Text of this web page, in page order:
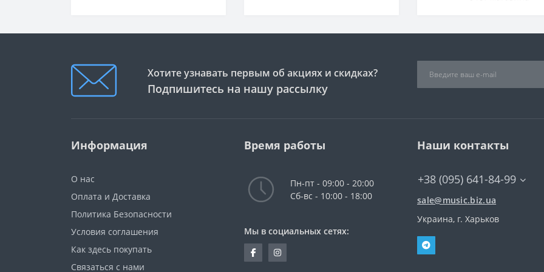
Хотите узнавать первым об акциях и скидках?
Подпишитесь на нашу рассылку
Информация
О нас
Оплата и Доставка
Политика Безопасности
Условия соглашения
Как здесь покупать
Связаться с нами
Время работы
Пн-пт - 09:00 - 20:00
Сб-вс - 10:00 - 18:00
Мы в социальных сетях:
Наши контакты
+38 (095) 641-84-99
sale@music.biz.ua
Украина, г. Харьков